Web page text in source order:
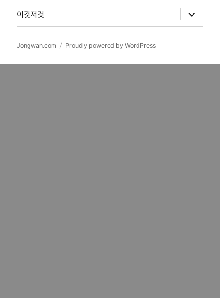
장
메
뉴
확
장
이것저것
위
메
Jongwan.com Proudly powered by WordPress